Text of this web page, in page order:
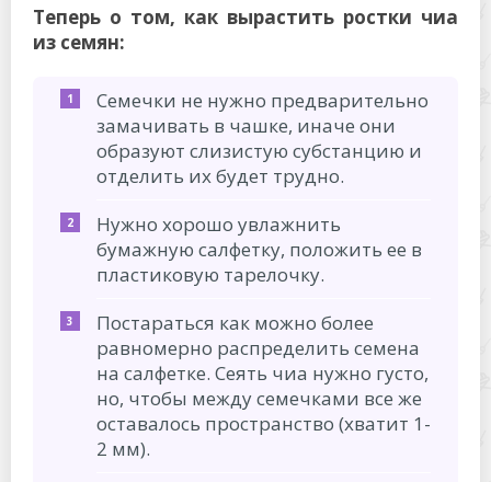
Теперь о том, как вырастить ростки чиа
из семян:
Семечки не нужно предварительно
замачивать в чашке, иначе они
образуют слизистую субстанцию и
отделить их будет трудно.
Нужно хорошо увлажнить
бумажную салфетку, положить ее в
пластиковую тарелочку.
Постараться как можно более
равномерно распределить семена
на салфетке. Сеять чиа нужно густо,
но, чтобы между семечками все же
оставалось пространство (хватит 1-
2 мм).